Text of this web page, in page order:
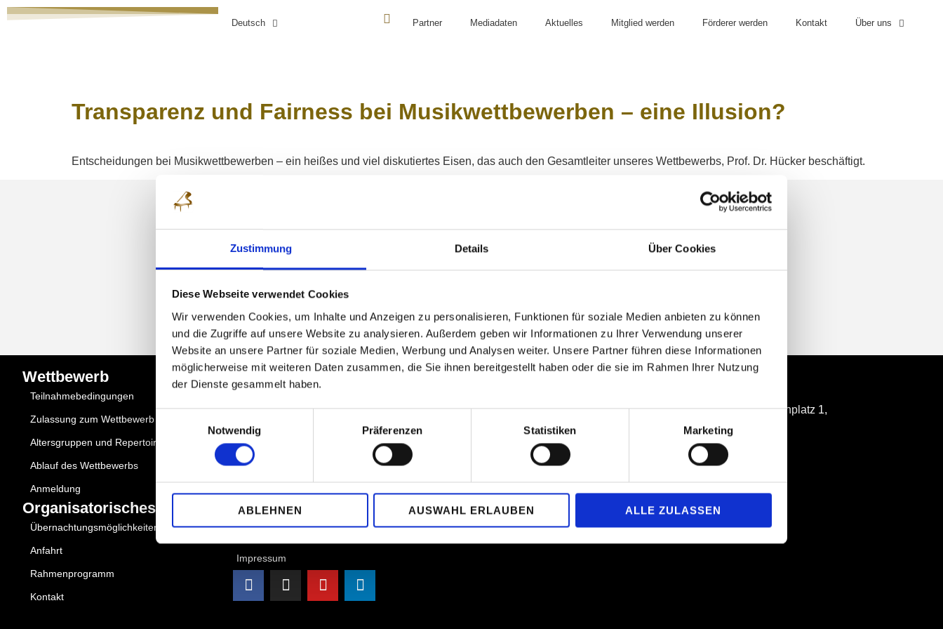
Zustimmung Details Über Cookies
Diese Webseite verwendet Cookies
Wir verwenden Cookies, um Inhalte und Anzeigen zu personalisieren, Funktionen für soziale Medien anbieten zu können
und die Zugriffe auf unsere Website zu analysieren. Außerdem geben wir Informationen zu Ihrer Verwendung unserer
Website an unsere Partner für soziale Medien, Werbung und Analysen weiter. Unsere Partner führen diese Informationen
möglicherweise mit weiteren Daten zusammen, die Sie ihnen bereitgestellt haben oder die sie im Rahmen Ihrer Nutzung
der Dienste gesammelt haben.
Notwendig
Präferenzen Statistiken Marketing
ABLEHNEN AUSWAHL ERLAUBEN ALLE ZULASSEN
Deutsch Partner Mediadaten Aktuelles Mitglied werden Förderer werden Kontakt Über uns
Transparenz und Fairness bei Musikwettbewerben – eine Illusion?
Entscheidungen bei Musikwettbewerben – ein heißes und viel diskutiertes Eisen, das auch den Gesamtleiter unseres Wettbewerbs, Prof. Dr. Hücker beschäftigt.
NEWSLETTER ABONNIEREN
Wettbewerb
Teilnahmebedingungen
Zulassung zum Wettbewerb
Altersgruppen und Repertoire
Ablauf des Wettbewerbs
Anmeldung
Organisatorisches
Übernachtungsmöglichkeiten
Anfahrt
Rahmenprogramm
Kontakt
Quick Links
Mediadaten
Aktuelles
Vereinsmitglied werden
Impressum
Verein
Montag bis Freitag 9:30 bis 18 Uhr
Geierfeld 49, D-65812 Bad Soden Ts
Mitgliedschaften
Partner >>
Location
Casals Forum: Beethovenplatz 1,
D-61476 Kronberg Ts.